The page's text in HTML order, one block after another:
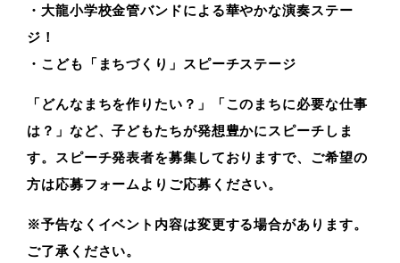
・大龍小学校金管バンドによる華やかな演奏ステー
ジ！
・こども「まちづくり」スピーチステージ
「どんなまちを作りたい？」「このまちに必要な仕事
は？」など、子どもたちが発想豊かにスピーチしま
す。スピーチ発表者を募集しておりますで、ご希望の
方は応募フォーム よりご応募ください。
※予告なくイベント内容は変更する場合があります。
ご了承ください。